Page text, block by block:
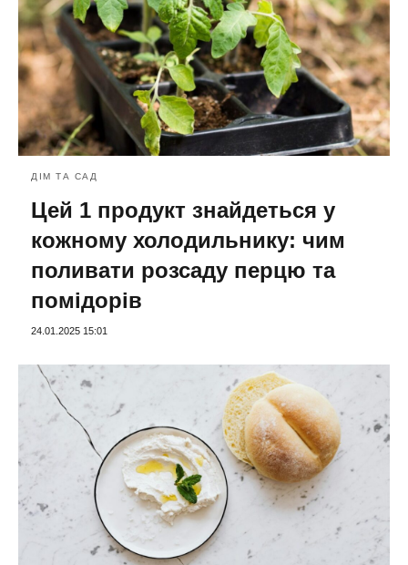
ДІМ ТА САД
Цей 1 продукт знайдеться у
кожному холодильнику: чим
поливати розсаду перцю та
помідорів
24.01.2025 15:01